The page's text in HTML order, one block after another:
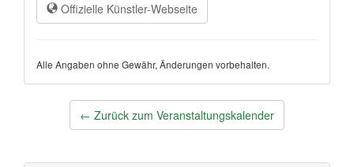
Offizielle Künstler-Webseite
Alle Angaben ohne Gewähr, Änderungen vorbehalten.
Post← Zurück zum Veranstaltungskalender